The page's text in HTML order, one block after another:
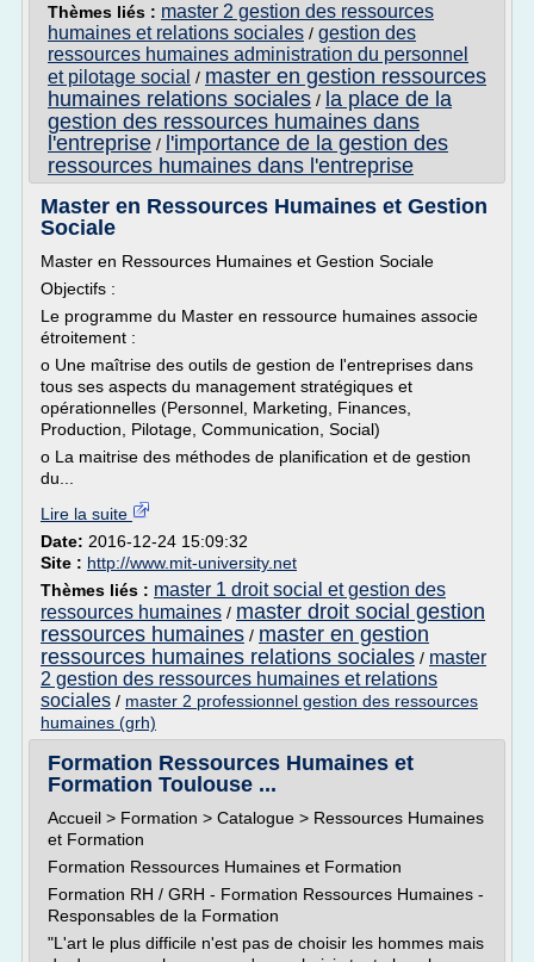
Thèmes liés : master 2 gestion des ressources
humaines et relations sociales / gestion des
ressources humaines administration du personnel
et pilotage social / master en gestion ressources
humaines relations sociales / la place de la
gestion des ressources humaines dans
l'entreprise / l'importance de la gestion des
ressources humaines dans l'entreprise
Master en Ressources Humaines et Gestion
Sociale
Master en Ressources Humaines et Gestion Sociale
Objectifs :
Le programme du Master en ressource humaines associe
étroitement :
o Une maîtrise des outils de gestion de l'entreprises dans
tous ses aspects du management stratégiques et
opérationnelles (Personnel, Marketing, Finances,
Production, Pilotage, Communication, Social)
o La maitrise des méthodes de planification et de gestion
du...
Lire la suite
Date: 2016-12-24 15:09:32
Site : http://www.mit-university.net
Thèmes liés : master 1 droit social et gestion des
ressources humaines / master droit social gestion
ressources humaines / master en gestion
ressources humaines relations sociales / master
2 gestion des ressources humaines et relations
sociales / master 2 professionnel gestion des ressources
humaines (grh)
Formation Ressources Humaines et
Formation Toulouse ...
Accueil > Formation > Catalogue > Ressources Humaines
et Formation
Formation Ressources Humaines et Formation
Formation RH / GRH - Formation Ressources Humaines -
Responsables de la Formation
"L'art le plus difficile n'est pas de choisir les hommes mais